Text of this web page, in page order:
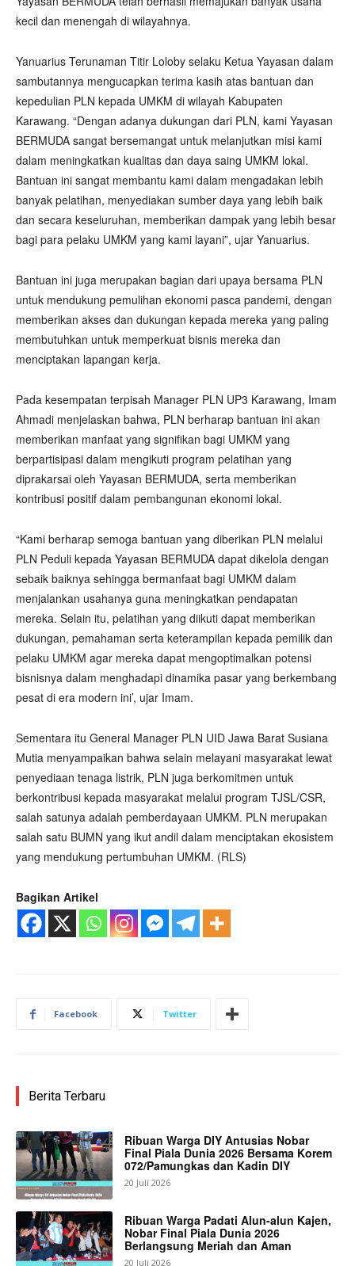
kecil dan menengah di wilayahnya.
Yanuarius Terunaman Titir Loloby selaku Ketua Yayasan dalam
sambutannya mengucapkan terima kasih atas bantuan dan
kepedulian PLN kepada UMKM di wilayah Kabupaten
Karawang. “Dengan adanya dukungan dari PLN, kami Yayasan
BERMUDA sangat bersemangat untuk melanjutkan misi kami
dalam meningkatkan kualitas dan daya saing UMKM lokal.
Bantuan ini sangat membantu kami dalam mengadakan lebih
banyak pelatihan, menyediakan sumber daya yang lebih baik
dan secara keseluruhan, memberikan dampak yang lebih besar
bagi para pelaku UMKM yang kami layani”, ujar Yanuarius.
Bantuan ini juga merupakan bagian dari upaya bersama PLN
untuk mendukung pemulihan ekonomi pasca pandemi, dengan
memberikan akses dan dukungan kepada mereka yang paling
membutuhkan untuk memperkuat bisnis mereka dan
menciptakan lapangan kerja.
Pada kesempatan terpisah Manager PLN UP3 Karawang, Imam
Ahmadi menjelaskan bahwa, PLN berharap bantuan ini akan
memberikan manfaat yang signifikan bagi UMKM yang
berpartisipasi dalam mengikuti program pelatihan yang
diprakarsai oleh Yayasan BERMUDA, serta memberikan
kontribusi positif dalam pembangunan ekonomi lokal.
“Kami berharap semoga bantuan yang diberikan PLN melalui
PLN Peduli kepada Yayasan BERMUDA dapat dikelola dengan
sebaik baiknya sehingga bermanfaat bagi UMKM dalam
menjalankan usahanya guna meningkatkan pendapatan
mereka. Selain itu, pelatihan yang diikuti dapat memberikan
dukungan, pemahaman serta keterampilan kepada pemilik dan
pelaku UMKM agar mereka dapat mengoptimalkan potensi
bisnisnya dalam menghadapi dinamika pasar yang berkembang
pesat di era modern ini’, ujar Imam.
Sementara itu General Manager PLN UID Jawa Barat Susiana
Mutia menyampaikan bahwa selain melayani masyarakat lewat
penyediaan tenaga listrik, PLN juga berkomitmen untuk
berkontribusi kepada masyarakat melalui program TJSL/CSR,
salah satunya adalah pemberdayaan UMKM. PLN merupakan
salah satu BUMN yang ikut andil dalam menciptakan ekosistem
yang mendukung pertumbuhan UMKM. (RLS)
Bagikan Artikel
Facebook Twitter
Berita Terbaru
Ribuan Warga DIY Antusias Nobar
Final Piala Dunia 2026 Bersama Korem
072/Pamungkas dan Kadin DIY
20 Juli 2026
Ribuan Warga Padati Alun-alun Kajen,
Nobar Final Piala Dunia 2026
Berlangsung Meriah dan Aman
20 Juli 2026